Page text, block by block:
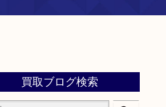
買取ブログ検索